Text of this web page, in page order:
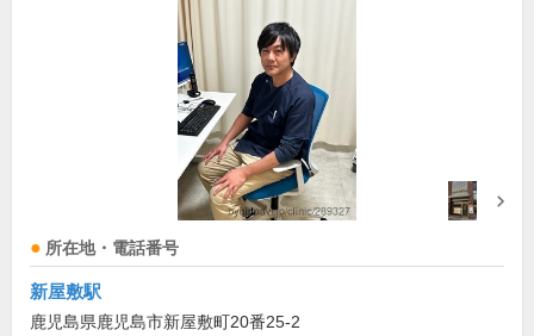
所在地・電話番号
新屋敷駅
鹿児島県鹿児島市新屋敷町20番25-2